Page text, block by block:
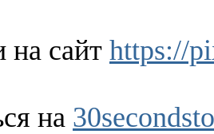
на сайт https://
на